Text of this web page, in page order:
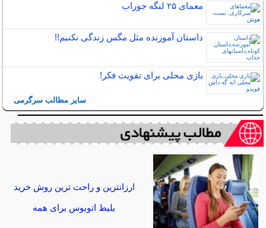
معمای ۲۵ لنگه جوراب
داستان آموزنده مثل مگس زندگی نکنیم!!
بازی محلی برای تقویت فکر!
سایر مطالب سرگرمی
ارزانترین و راحت ترین روش خرید
بلیط اتوبوس برای همه